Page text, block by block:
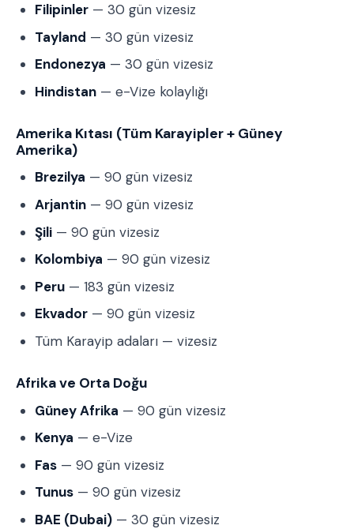
Filipinler — 30 gün vizesiz
Tayland — 30 gün vizesiz
Endonezya — 30 gün vizesiz
Hindistan — e-Vize kolaylığı
Amerika Kıtası (Tüm Karayipler + Güney
Amerika)
Brezilya — 90 gün vizesiz
Arjantin — 90 gün vizesiz
Şili — 90 gün vizesiz
Kolombiya — 90 gün vizesiz
Peru — 183 gün vizesiz
Ekvador — 90 gün vizesiz
Tüm Karayip adaları — vizesiz
Afrika ve Orta Doğu
Güney Afrika — 90 gün vizesiz
Kenya — e-Vize
Fas — 90 gün vizesiz
Tunus — 90 gün vizesiz
BAE (Dubai) — 30 gün vizesiz